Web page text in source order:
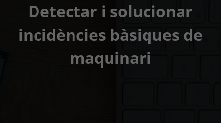
Detectar i solucionar
incidències bàsiques de
maquinari